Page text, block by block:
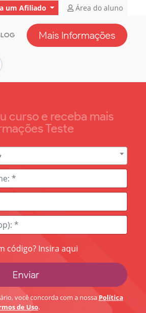
um Afiliado Área do aluno
Mais Informações
curso e receba mais
Teste
código? Insira aqui
você concorda com a nossa Política
de Uso.